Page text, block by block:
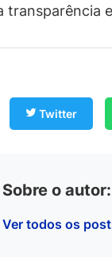
Twitter
Sobre o
Ver todos os